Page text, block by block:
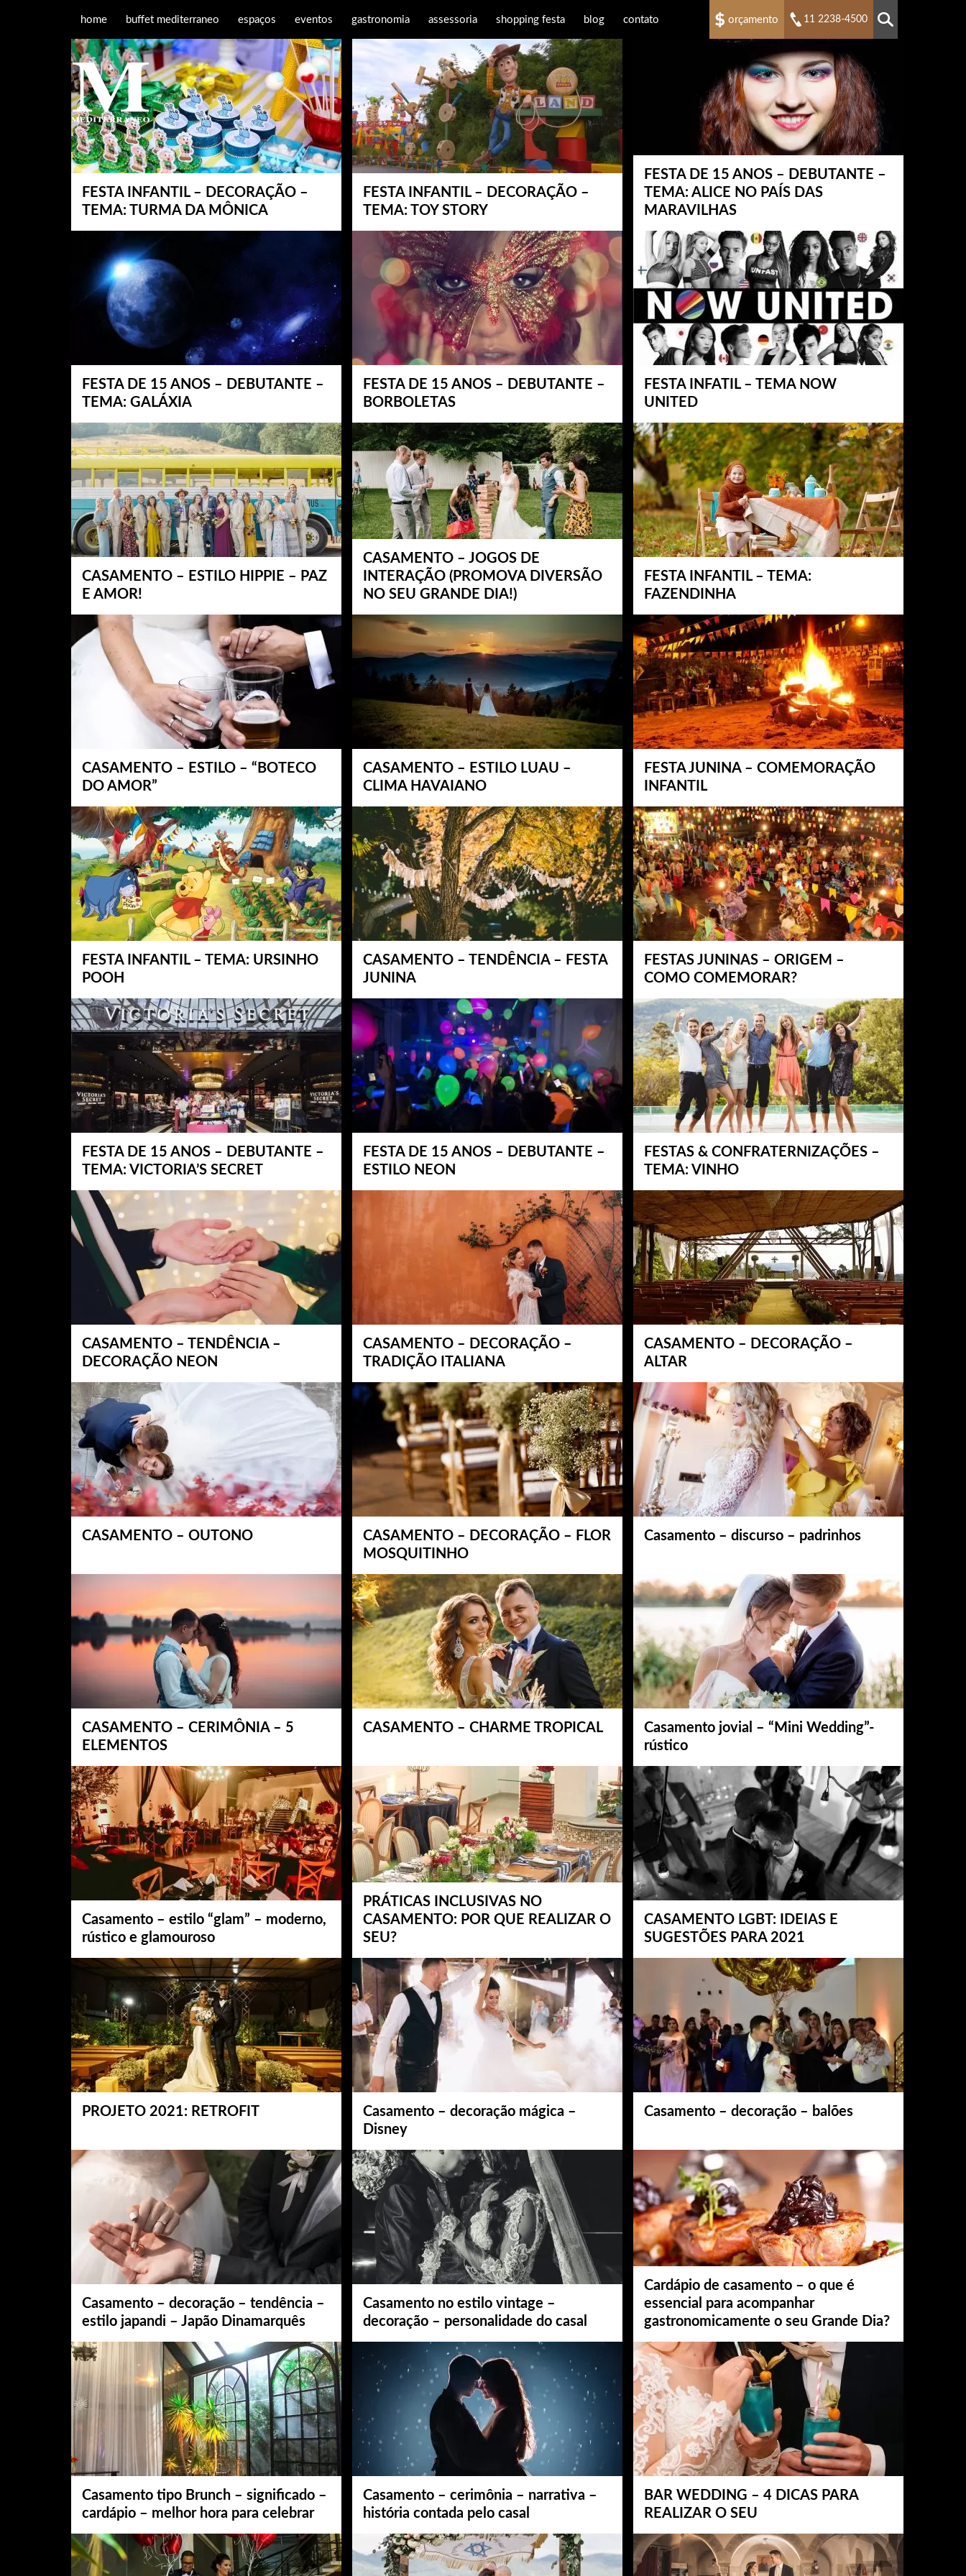
home buffet mediterraneo espaços eventos gastronomia assessoria shopping festa blog contato orçamento 11 2238-4500
FESTA INFANTIL – DECORAÇÃO –
TEMA: TURMA DA MÔNICA
FESTA INFANTIL – DECORAÇÃO –
TEMA: TOY STORY
FESTA DE 15 ANOS – DEBUTANTE –
TEMA: ALICE NO PAÍS DAS
MARAVILHAS
FESTA DE 15 ANOS – DEBUTANTE –
TEMA: GALÁXIA
FESTA DE 15 ANOS – DEBUTANTE –
BORBOLETAS
FESTA INFATIL – TEMA NOW
UNITED
CASAMENTO – ESTILO HIPPIE – PAZ
E AMOR!
CASAMENTO – JOGOS DE
INTERAÇÃO (PROMOVA DIVERSÃO
NO SEU GRANDE DIA!)
FESTA INFANTIL – TEMA:
FAZENDINHA
CASAMENTO – ESTILO – “BOTECO
DO AMOR”
CASAMENTO – ESTILO LUAU –
CLIMA HAVAIANO
FESTA JUNINA – COMEMORAÇÃO
INFANTIL
FESTA INFANTIL – TEMA: URSINHO
POOH
CASAMENTO – TENDÊNCIA – FESTA
JUNINA
FESTAS JUNINAS – ORIGEM –
COMO COMEMORAR?
FESTA DE 15 ANOS – DEBUTANTE –
TEMA: VICTORIA’S SECRET
FESTA DE 15 ANOS – DEBUTANTE –
ESTILO NEON
FESTAS & CONFRATERNIZAÇÕES –
TEMA: VINHO
CASAMENTO – TENDÊNCIA –
DECORAÇÃO NEON
CASAMENTO – DECORAÇÃO –
TRADIÇÃO ITALIANA
CASAMENTO – DECORAÇÃO –
ALTAR
CASAMENTO – OUTONO
CASAMENTO – DECORAÇÃO – FLOR
MOSQUITINHO
Casamento – discurso – padrinhos
CASAMENTO – CERIMÔNIA – 5
ELEMENTOS
CASAMENTO – CHARME TROPICAL
Casamento jovial – “Mini Wedding”-
rústico
Casamento – estilo “glam” – moderno,
rústico e glamouroso
PRÁTICAS INCLUSIVAS NO
CASAMENTO: POR QUE REALIZAR O
SEU?
CASAMENTO LGBT: IDEIAS E
SUGESTÕES PARA 2021
PROJETO 2021: RETROFIT
Casamento – decoração mágica –
Disney
Casamento – decoração – balões
Casamento – decoração – tendência –
estilo japandi – Japão Dinamarquês
Casamento no estilo vintage –
decoração – personalidade do casal
Cardápio de casamento – o que é
essencial para acompanhar
gastronomicamente o seu Grande Dia?
Casamento tipo Brunch – significado –
cardápio – melhor hora para celebrar
Casamento – cerimônia – narrativa –
história contada pelo casal
BAR WEDDING – 4 DICAS PARA
REALIZAR O SEU